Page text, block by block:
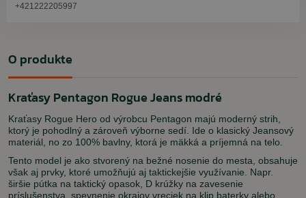
+421222205997
O produkte
Kraťasy Pentagon Rogue Jeans modré
Kraťasy Rogue Hero od výrobcu Pentagon majú moderný strih,
ktorý je pohodlný a zároveň výborne sedí. Ide o klasický Jeansový
materiál, no zo 100% bavlny, ktorá je mäkká a príjemná na telo.
Tento model je ako stvorený na bežné nosenie do mesta, obsahuje
však aj prvky, ktoré umožňujú aj taktickejšie využívanie. Napr.
širšie pútka na taktický opasok, D krúžky na zavesenie
príslušenstva, spevnenie okrajov vreciek na klip baterky alebo